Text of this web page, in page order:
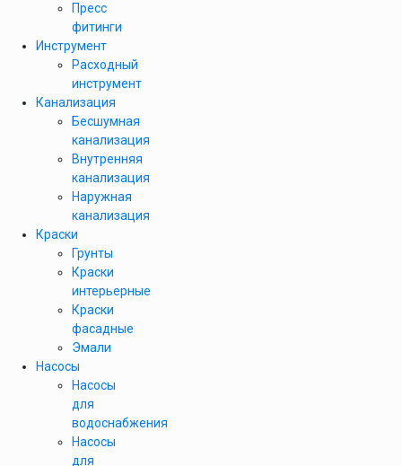
Пресс
фитинги
Инструмент
Расходный
инструмент
Канализация
Бесшумная
канализация
Внутренняя
канализация
Наружная
канализация
Краски
Грунты
Краски
интерьерные
Краски
фасадные
Эмали
Насосы
Насосы
для
водоснабжения
Насосы
для